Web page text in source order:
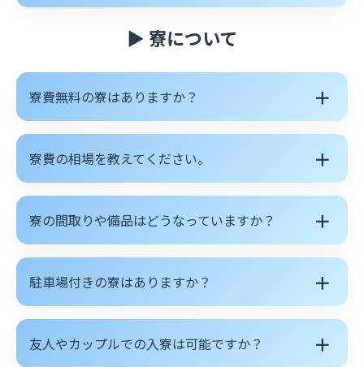
▶ 寮について
寮費無料の寮はありますか？ ＋
寮費の相場を教えてください。 ＋
寮の間取りや備品はどうなっていますか？ ＋
駐車場付きの寮はありますか？ ＋
友人やカップルでの入寮は可能ですか？ ＋